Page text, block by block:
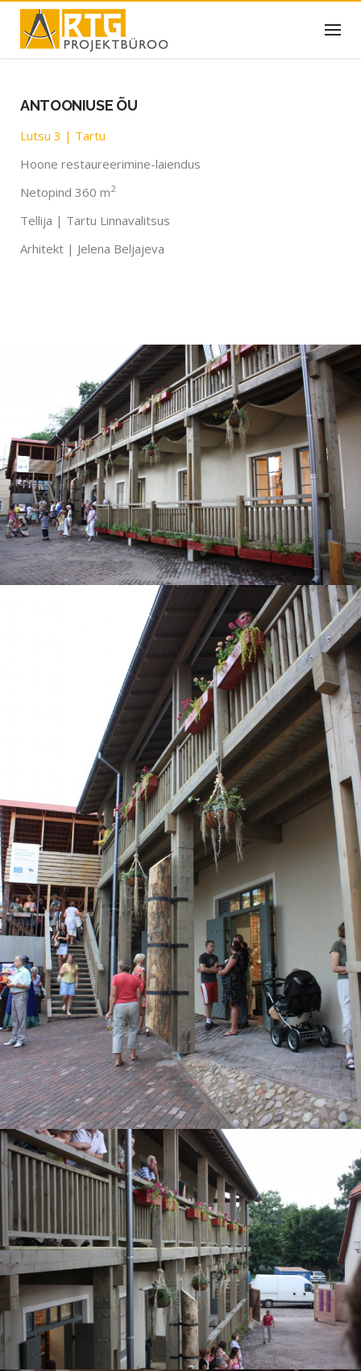
Skip
content
ANTOONIUSE ÕU
Lutsu 3 | Tartu
Hoone restaureerimine-laiendus
Netopind 360 m2
Tellija | Tartu Linnavalitsus
Arhitekt | Jelena Beljajeva